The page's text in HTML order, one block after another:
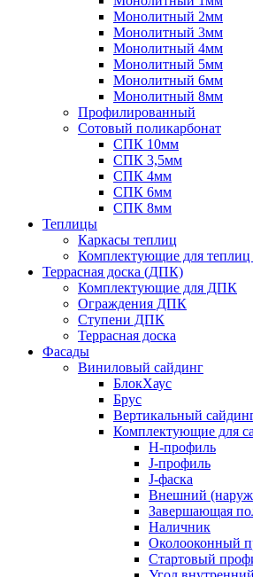
Монолитный 2мм
Монолитный 3мм
Монолитный 4мм
Монолитный 5мм
Монолитный 6мм
Монолитный 8мм
Профилированный
Сотовый поликарбонат
СПК 10мм
СПК 3,5мм
СПК 4мм
СПК 6мм
СПК 8мм
Теплицы
Каркасы теплиц
Комплектующие для теплиц
Террасная доска (ДПК)
Комплектующие для ДПК
Ограждения ДПК
Ступени ДПК
Террасная доска
Фасады
Виниловый сайдинг
БлокХаус
Брус
Вертикальный
Комплектующие для
H-профиль
J-профиль
J-фаска
Внешний
Завершающая
Наличник
Околооконный
Стартовый